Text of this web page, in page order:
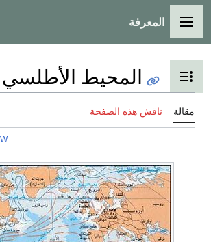
القائمة الرئيسية
المعرفة
تبديل عرض جدول المحتويات
المحيط الأطلسي
مقالة ناقش هذه الصفحة